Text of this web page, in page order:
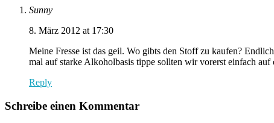
Sunny
8. März 2012 at 17:30
Meine Fresse ist das geil. Wo gibts den Stoff zu kaufen?
mal auf starke Alkoholbasis tippe sollten wir vorerst einfach
Reply
Schreibe einen Kommentar